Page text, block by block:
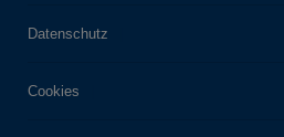
Datenschutz
Cookies